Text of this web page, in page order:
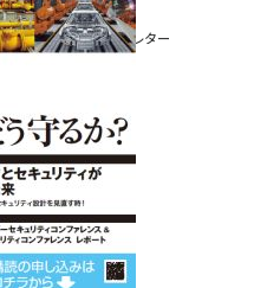
SmartGridニューズレター